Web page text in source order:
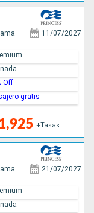
11/07/2027
+Tasas
Off
gratis
21/07/2027